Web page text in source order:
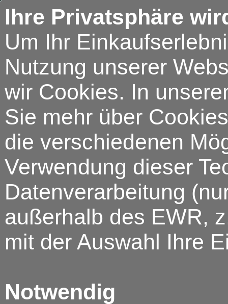
Ihre Privatsphäre
Um Ihr
Nutzung unserer
wir Cookies. In
Sie mehr über
die verschiedenen
Verwendung dieser
Datenverarbeitung
außerhalb des EWR,
mit der Auswahl Ihre
Notwendig